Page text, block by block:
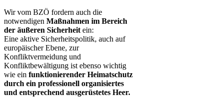
Wir vom BZÖ fordern auch die
notwendigen ​Maßnahmen im Bereich
der äußeren Sicherheit ein:
Eine aktive Sicherheitspolitik, auch auf
europäischer Ebene, zur
Konfliktvermeidung und
Konfliktbewältigung ist ebenso wichtig
wie ein ​ funktionierender Heimatschutz
durch ein professionell organisiertes
und entsprechend ausgerüstetes Heer​.